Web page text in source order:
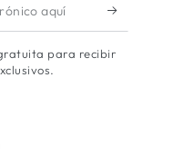
para recibir